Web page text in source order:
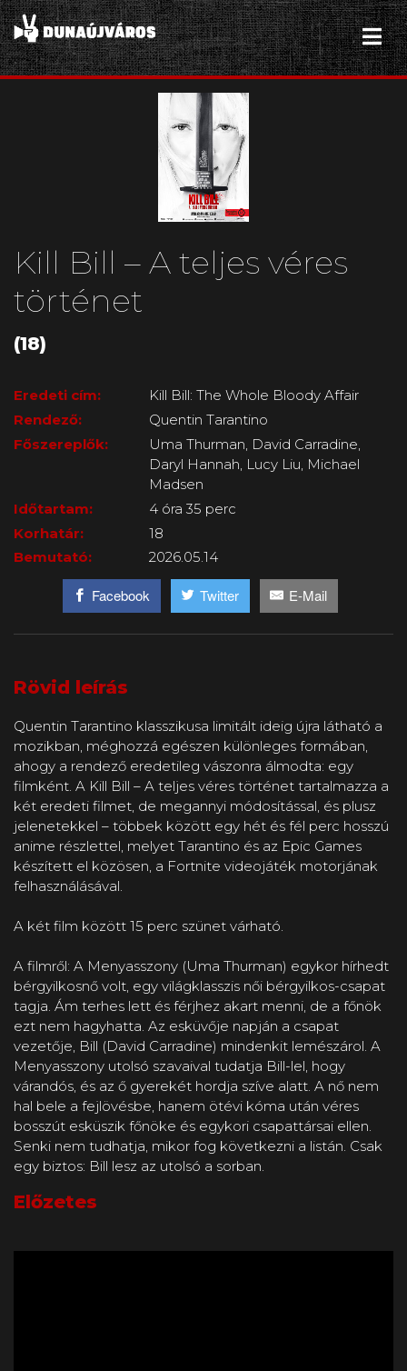
Kill Bill – A teljes véres
történet
(18)
Eredeti cím:
Kill Bill: The Whole Bloody Affair
Rendező:
Quentin Tarantino
Főszereplők:
Uma Thurman, David Carradine,
Daryl Hannah, Lucy Liu, Michael
Madsen
Időtartam:
4 óra 35 perc
Korhatár:
18
Bemutató:
2026.05.14
Facebook Twitter E-Mail
Rövid leírás
Quentin Tarantino klasszikusa limitált ideig újra látható a
mozikban, méghozzá egészen különleges formában,
ahogy a rendező eredetileg vászonra álmodta: egy
filmként. A Kill Bill – A teljes véres történet tartalmazza a
két eredeti filmet, de megannyi módosítással, és plusz
jelenetekkel – többek között egy hét és fél perc hosszú
anime részlettel, melyet Tarantino és az Epic Games
készített el közösen, a Fortnite videojáték motorjának
felhasználásával.
A két film között 15 perc szünet várható.
A filmről: A Menyasszony (Uma Thurman) egykor hírhedt
bérgyilkosnő volt, egy világklasszis női bérgyilkos-csapat
tagja. Ám terhes lett és férjhez akart menni, de a főnök
ezt nem hagyhatta. Az esküvője napján a csapat
vezetője, Bill (David Carradine) mindenkit lemészárol. A
Menyasszony utolsó szavaival tudatja Bill-lel, hogy
várandós, és az ő gyerekét hordja szíve alatt. A nő nem
hal bele a fejlövésbe, hanem ötévi kóma után véres
bosszút esküszik főnöke és egykori csapattársai ellen.
Senki nem tudhatja, mikor fog következni a listán. Csak
egy biztos: Bill lesz az utolsó a sorban.
Előzetes